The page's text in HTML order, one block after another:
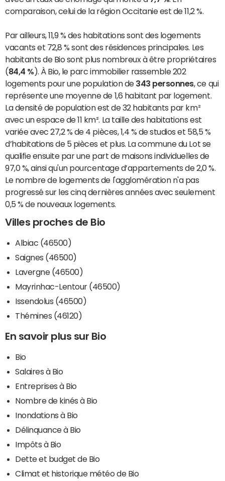
comparaison, celui de la région Occitanie est de 11,2 %.
Par ailleurs, 11,9 % des habitations sont des logements
vacants et 72,8 % sont des résidences principales. Les
habitants de Bio sont plus nombreux à être propriétaires
(84,4 % ). À Bio, le parc immobilier rassemble 202
logements pour une population de 343 personnes, ce qui
représente une moyenne de 1,6 habitant par logement.
La densité de population est de 32 habitants par km²
avec un espace de 11 km². La taille des habitations est
variée avec 27,2 % de 4 pièces, 1,4 % de studios et 58,5 %
d’habitations de 5 pièces et plus. La commune du Lot se
qualifie ensuite par une part de maisons individuelles de
97,0 %, ainsi qu'un pourcentage d’appartements de 2,0 %.
Le nombre de logements de l'agglomération n'a pas
progressé sur les cinq dernières années avec seulement
0,5 % de nouveaux logements.
Villes proches de Bio
Albiac (46500)
Saignes (46500)
Lavergne (46500)
Mayrinhac-Lentour (46500)
Issendolus (46500)
Thémines (46120)
En savoir plus sur Bio
Bio
Salaires à Bio
Entreprises à Bio
Nombre de kinés à Bio
Inondations à Bio
Délinquance à Bio
Impôts à Bio
Dette et budget de Bio
Climat et historique météo de Bio